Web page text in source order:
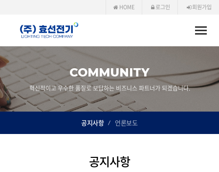
HOME 로그인 회원가입
Toggle
COMMUNITY
혁신적이고 우수한 품질로 보답하는 비즈니스 파트너가 되겠습니다.
공지사항 언론보도
공지사항